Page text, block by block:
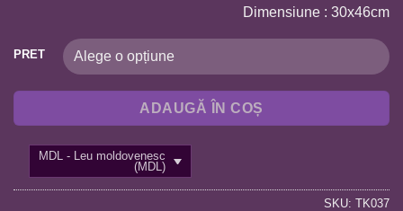
Dimensiune : 30x46cm
PRET
ADAUGĂ ÎN COȘ
MDL - Leu moldovenesc
(MDL)
SKU: TK037